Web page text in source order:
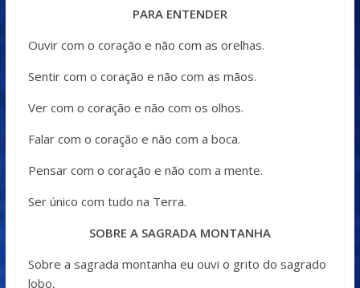
PARA ENTENDER
Ouvir com o coração e não com as orelhas.
Sentir com o coração e não com as mãos.
Ver com o coração e não com os olhos.
Falar com o coração e não com a boca.
Pensar com o coração e não com a mente.
Ser único com tudo na Terra.
SOBRE A SAGRADA MONTANHA
Sobre a sagrada montanha eu ouvi o grito do sagrado
lobo,